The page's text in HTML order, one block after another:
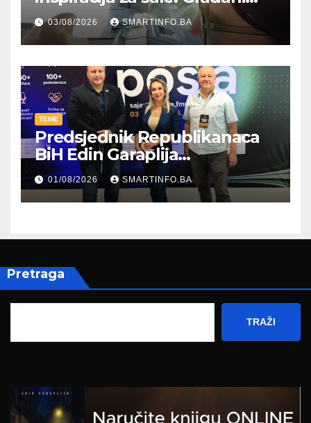
kroz parodiju poslali poruku
03/08/2026 SMARTINFO.BA
TEME
Predsjednik Republikanaca
BiH Edin Garaplija
prisustvovao prezentaciji
Federalnog sajma
zapošljavanja
01/08/2026 SMARTINFO.BA
Pretraga
TRAŽI